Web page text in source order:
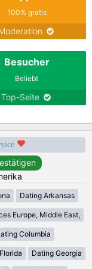
100% gratis
Besucher
Beliebt
Top-Seite
Dating Arkansas
Europe, Middle East,
Columbia
Dating Georgia